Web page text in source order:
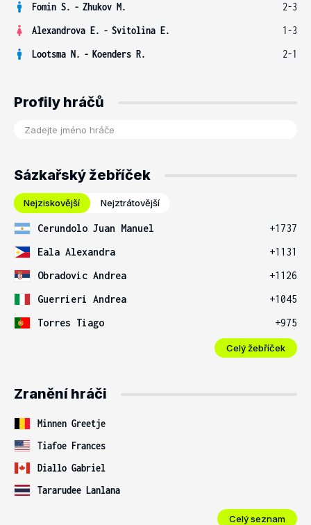
Fomin S. - Zhukov M.
2-3
Alexandrova E. - Svitolina E.
1-3
Lootsma N. - Koenders R. 2-1
Profily hráčů
Sázkařský žebříček
Nejziskovější Nejztrátovější
Cerundolo Juan Manuel
+1737
Eala Alexandra
+1131
Obradovic Andrea
+1126
Guerrieri Andrea
+1045
Torres Tiago
+975
Celý žebříček
Zranění hráči
Minnen Greetje
Tiafoe Frances
Diallo Gabriel
Tararudee Lanlana
Celý seznam